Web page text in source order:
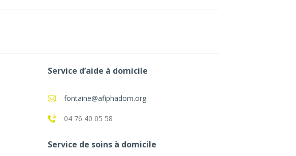
Service d’aide à domicile
fontaine@afiphadom.org
04 76 40 05 58
Service de soins à domicile